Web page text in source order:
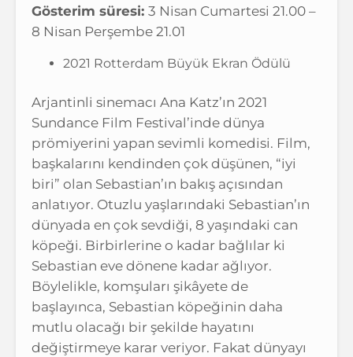
Gösterim süresi: 3 Nisan Cumartesi 21.00 –
8 Nisan Perşembe 21.01
2021 Rotterdam Büyük Ekran Ödülü
Arjantinli sinemacı Ana Katz’ın 2021
Sundance Film Festival’inde dünya
prömiyerini yapan sevimli komedisi. Film,
başkalarını kendinden çok düşünen, “iyi
biri” olan Sebastian’ın bakış açısından
anlatıyor. Otuzlu yaşlarındaki Sebastian’ın
dünyada en çok sevdiği, 8 yaşındaki can
köpeği. Birbirlerine o kadar bağlılar ki
Sebastian eve dönene kadar ağlıyor.
Böylelikle, komşuları şikâyete de
başlayınca, Sebastian köpeğinin daha
mutlu olacağı bir şekilde hayatını
değiştirmeye karar veriyor. Fakat dünyayı